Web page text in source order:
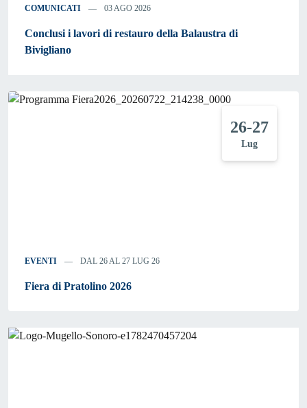
COMUNICATI 03 AGO 2026
Conclusi i lavori di restauro della Balaustra di
Bivigliano
26-27
Lug
EVENTI DAL 26 AL 27 LUG 26
Fiera di Pratolino 2026